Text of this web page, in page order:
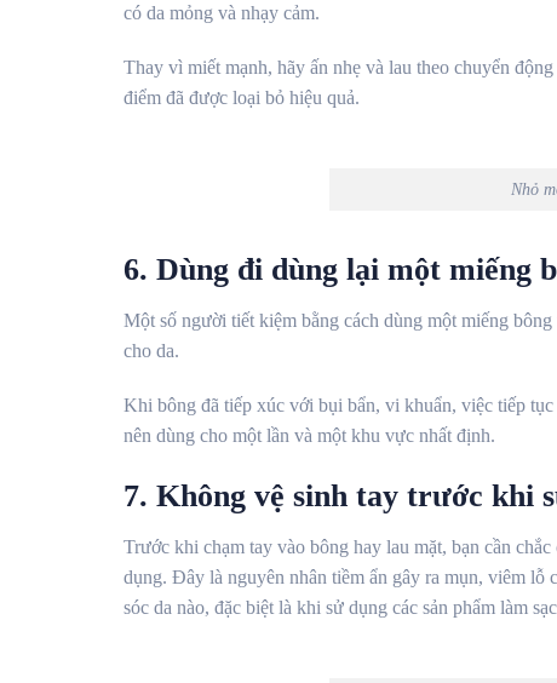
có da mỏng và nhạy cảm.
Thay vì miết mạnh, hãy ấn nhẹ và lau theo chuyển
điểm đã được loại bỏ hiệu quả.
Nhỏ
6. Dùng đi dùng lại một miếng
Một số người tiết kiệm bằng cách dùng một miếng
cho da.
Khi bông đã tiếp xúc với bụi bẩn, vi khuẩn, việc tiếp
nên dùng cho một lần và một khu vực nhất định.
7. Không vệ sinh tay trước khi
Trước khi chạm tay vào bông hay lau mặt, bạn cần
dụng. Đây là nguyên nhân tiềm ẩn gây ra mụn, viêm lỗ
sóc da nào, đặc biệt là khi sử dụng các sản phẩm làm